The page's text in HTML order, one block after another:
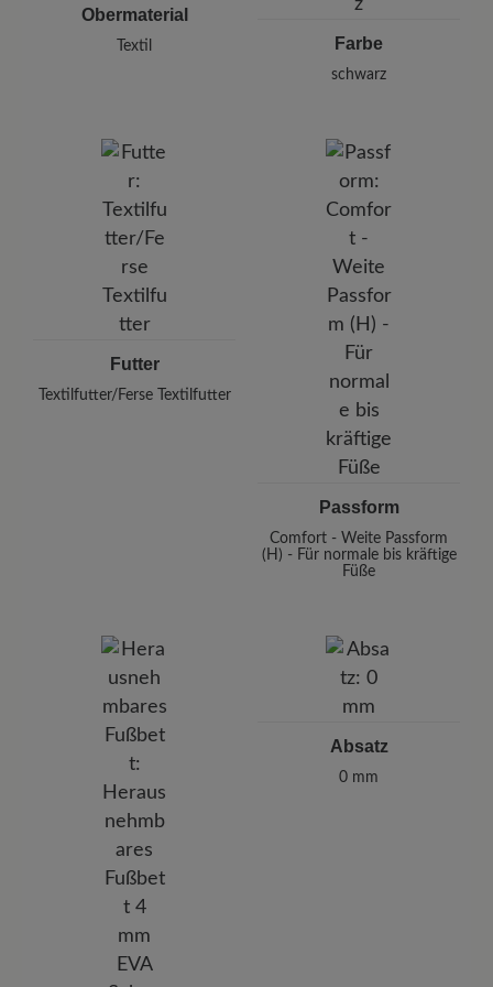
Obermaterial
Textil Farbe
schwarz
Futter
Textilfutter/Ferse Textilfutter
Passform
Comfort - Weite Passform
(H) - Für normale bis kräftige
Füße
Absatz
0 mm